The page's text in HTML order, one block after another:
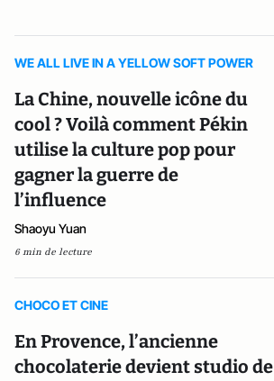
WE ALL LIVE IN A YELLOW SOFT POWER
La Chine, nouvelle icône du
cool ? Voilà comment Pékin
utilise la culture pop pour
gagner la guerre de
l’influence
Shaoyu Yuan
6 min de lecture
CHOCO ET CINE
En Provence, l’ancienne
chocolaterie devient studio de